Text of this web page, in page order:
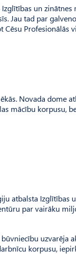
un
Jau tad par
Profesionālās
Novada dome
mācību korpusu,
atbalsta Izglītības
par vairāku
uzvarēja
korpusu,